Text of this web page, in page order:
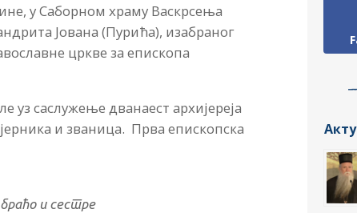
у Саборном храму Васкрсења
Јована (Пурића), изабраног
цркве за епископа
уз саслужење дванаест архијереја
и званица. Прва епископска
и сестре